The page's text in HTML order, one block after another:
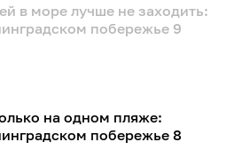
в море лучше не заходить:
побережье 9
на одном пляже:
побережье 8